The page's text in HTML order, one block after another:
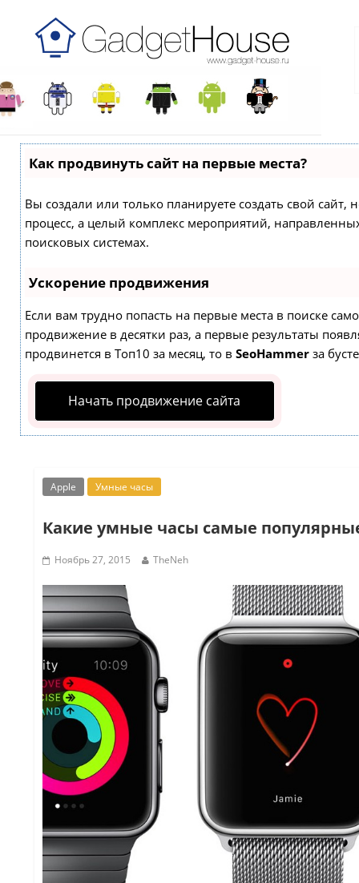
Как продвинуть сайт на первые места?
Вы создали или только планируете создать свой сайт,
процесс, а целый комплекс мероприятий,
поисковых системах.
Ускорение продвижения
Если вам трудно попасть на первые места в поиске
продвижение в десятки раз, а первые результаты
продвинется в Топ10 за месяц, то в SeoHammerза
Начать продвижение сайта
Apple Умные часы
Какие умные часы самые популярные
Ноябрь 27, 2015 TheNeh